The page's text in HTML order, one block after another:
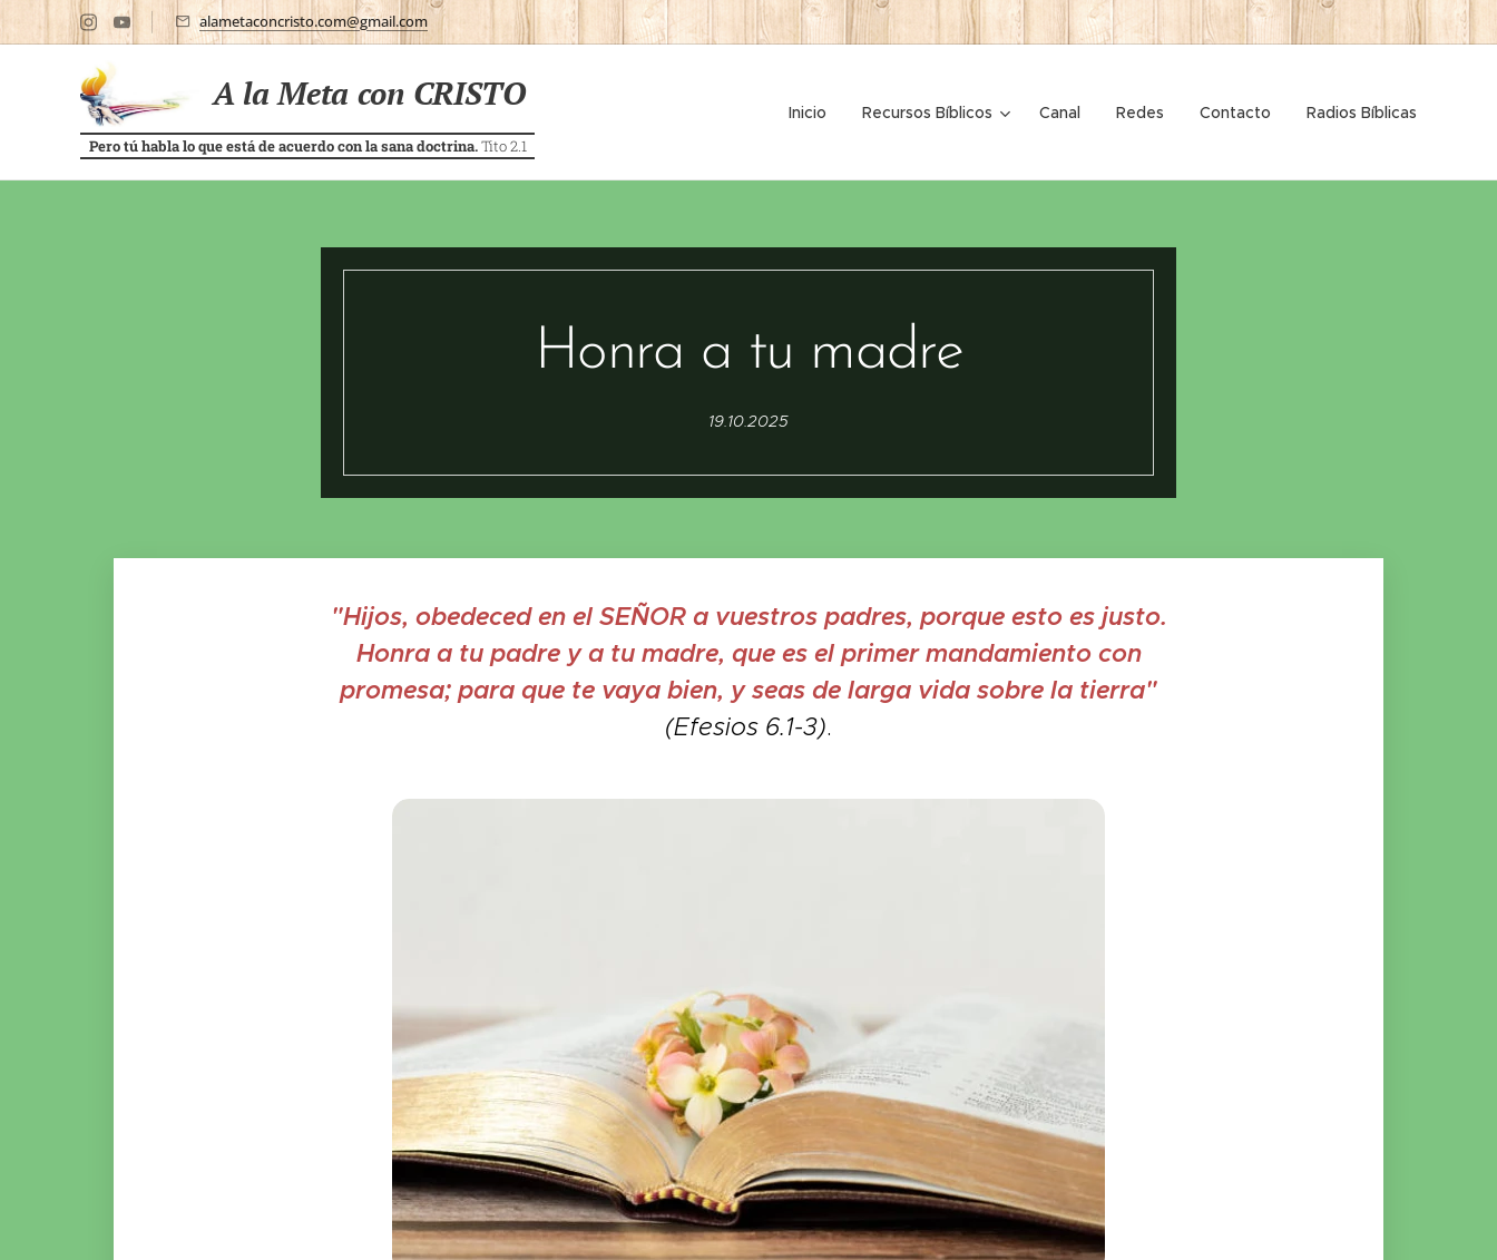
alametaconcristo.com@gmail.com
A la Meta con CRISTO
Pero tú habla lo que está de acuerdo con la sana doctrina.Tito 2.1
Inicio Recursos Bíblicos Canal Redes Contacto Radios Bíblicas
Honra a tu madre
19.10.2025
"Hijos, obedeced en el SEÑOR a vuestros padres, porque esto es justo.
Honra a tu padre y a tu madre, que es el primer mandamiento con
promesa; para que te vaya bien, y seas de larga vida sobre la tierra"
(Efesios 6.1-3).